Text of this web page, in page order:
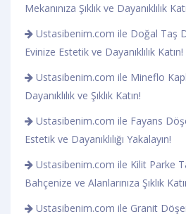
Mekanınıza Şıklık ve Dayanıklılık
Ustasibenim.com ile Doğal Taş
Evinize Estetik ve Dayanıklılık Katın!
Ustasibenim.com ile Mineflo
Dayanıklılık ve Şıklık Katın!
Ustasibenim.com ile Fayans
Estetik ve Dayanıklılığı Yakalayın!
Ustasibenim.com ile Kilit Parke
Bahçenize ve Alanlarınıza Şıklık
Ustasibenim.com ile Granit